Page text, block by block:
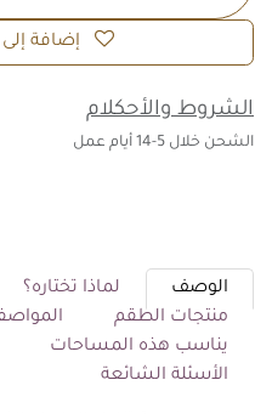
إضافة إلى
الشروط والأحكلام
الشحن خلال 5-14 أيام عمل
الوصف لماذا تختاره؟
منتجات الطقم
يناسب هذه المساحات
الأسئلة الشائعة